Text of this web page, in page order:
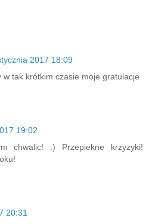
2017 18:09
w tak krótkim czasie moje gratulacje
19:02
chwalic! :) Przepiekne krzyzyki!
20:31